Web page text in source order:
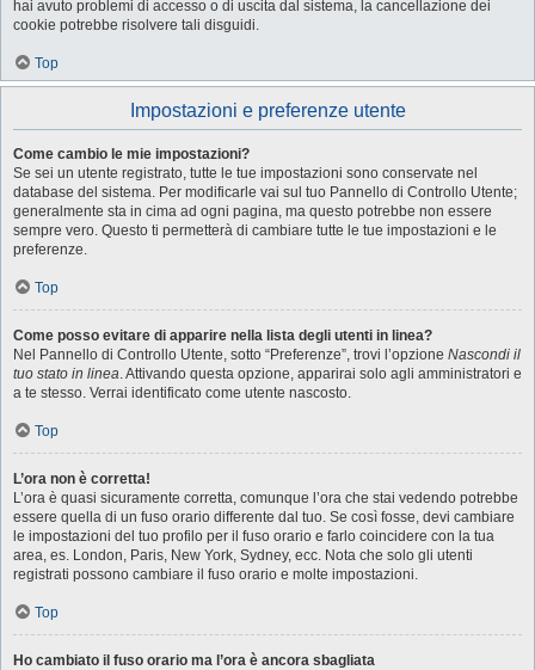
hai avuto problemi di accesso o di uscita dal sistema, la cancellazione dei
cookie potrebbe risolvere tali disguidi.
Top
Impostazioni e preferenze utente
Come cambio le mie impostazioni?
Se sei un utente registrato, tutte le tue impostazioni sono conservate nel
database del sistema. Per modificarle vai sul tuo Pannello di Controllo Utente;
generalmente sta in cima ad ogni pagina, ma questo potrebbe non essere
sempre vero. Questo ti permetterà di cambiare tutte le tue impostazioni e le
preferenze.
Top
Come posso evitare di apparire nella lista degli utenti in linea?
Nel Pannello di Controllo Utente, sotto “Preferenze”, trovi l’opzione Nascondi il
tuo stato in linea. Attivando questa opzione, apparirai solo agli amministratori e
a te stesso. Verrai identificato come utente nascosto.
Top
L’ora non è corretta!
L’ora è quasi sicuramente corretta, comunque l’ora che stai vedendo potrebbe
essere quella di un fuso orario differente dal tuo. Se così fosse, devi cambiare
le impostazioni del tuo profilo per il fuso orario e farlo coincidere con la tua
area, es. London, Paris, New York, Sydney, ecc. Nota che solo gli utenti
registrati possono cambiare il fuso orario e molte impostazioni.
Top
Ho cambiato il fuso orario ma l’ora è ancora sbagliata